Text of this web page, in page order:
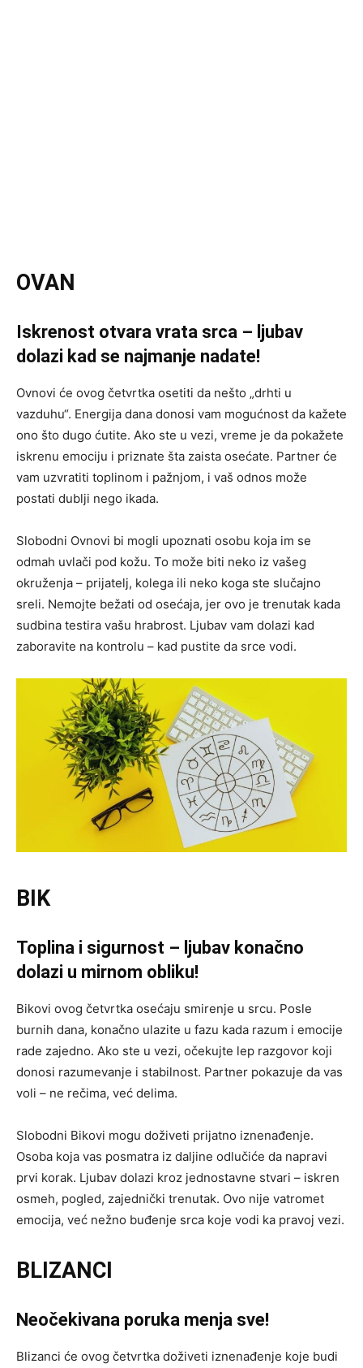
OVAN
Iskrenost otvara vrata srca – ljubav
dolazi kad se najmanje nadate!
Ovnovi će ovog četvrtka osetiti da nešto „drhti u
vazduhu“. Energija dana donosi vam mogućnost da kažete
ono što dugo ćutite. Ako ste u vezi, vreme je da pokažete
iskrenu emociju i priznate šta zaista osećate. Partner će
vam uzvratiti toplinom i pažnjom, i vaš odnos može
postati dublji nego ikada.
Slobodni Ovnovi bi mogli upoznati osobu koja im se
odmah uvlači pod kožu. To može biti neko iz vašeg
okruženja – prijatelj, kolega ili neko koga ste slučajno
sreli. Nemojte bežati od osećaja, jer ovo je trenutak kada
sudbina testira vašu hrabrost. Ljubav vam dolazi kad
zaboravite na kontrolu – kad pustite da srce vodi.
BIK
Toplina i sigurnost – ljubav konačno
dolazi u mirnom obliku!
Bikovi ovog četvrtka osećaju smirenje u srcu. Posle
burnih dana, konačno ulazite u fazu kada razum i emocije
rade zajedno. Ako ste u vezi, očekujte lep razgovor koji
donosi razumevanje i stabilnost. Partner pokazuje da vas
voli – ne rečima, već delima.
Slobodni Bikovi mogu doživeti prijatno iznenađenje.
Osoba koja vas posmatra iz daljine odlučiće da napravi
prvi korak. Ljubav dolazi kroz jednostavne stvari – iskren
osmeh, pogled, zajednički trenutak. Ovo nije vatromet
emocija, već nežno buđenje srca koje vodi ka pravoj vezi.
BLIZANCI
Neočekivana poruka menja sve!
Blizanci će ovog četvrtka doživeti iznenađenje koje budi